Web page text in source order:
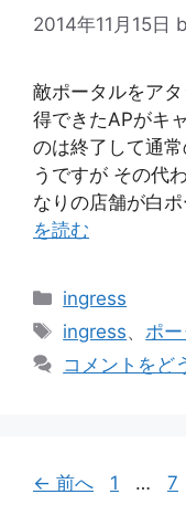
2014年11月15日
敵ポータルをア
得できたAPがキ
のは終了して通
うですが その代
なりの店舗が白
を読む
カ
テ
ゴ
リ
ingress
タ
ingress、 ポ
コメントをど
← 前へ
ペ
1 …
ペ
7